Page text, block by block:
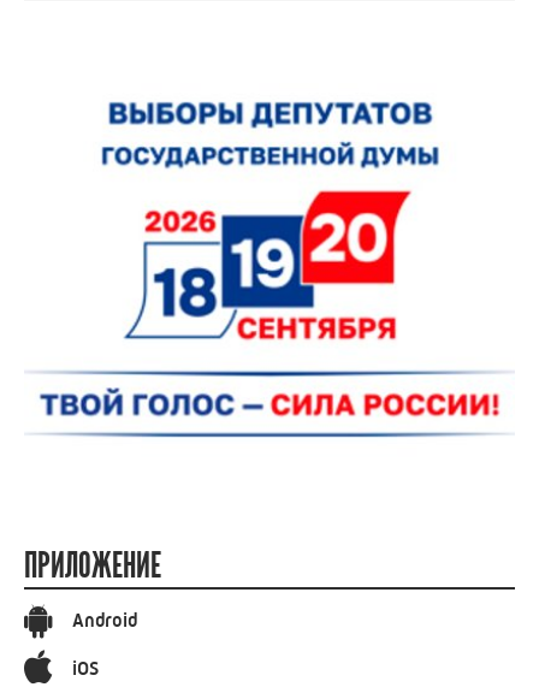
ПРИЛОЖЕНИЕ
Android
iOS